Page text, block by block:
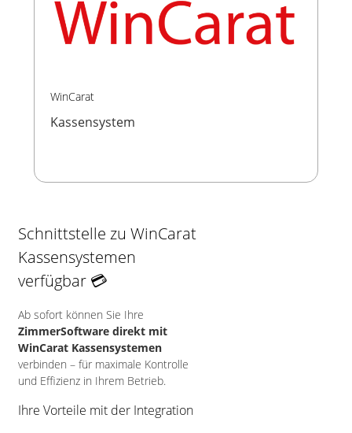
WinCarat
Kassensystem
Schnittstelle zu WinCarat
Kassensystemen
verfügbar 💳
Ab sofort können Sie Ihre
ZimmerSoftware direkt mit
WinCarat Kassensystemen
verbinden – für maximale Kontrolle
und Effizienz in Ihrem Betrieb.
Ihre Vorteile mit der Integration